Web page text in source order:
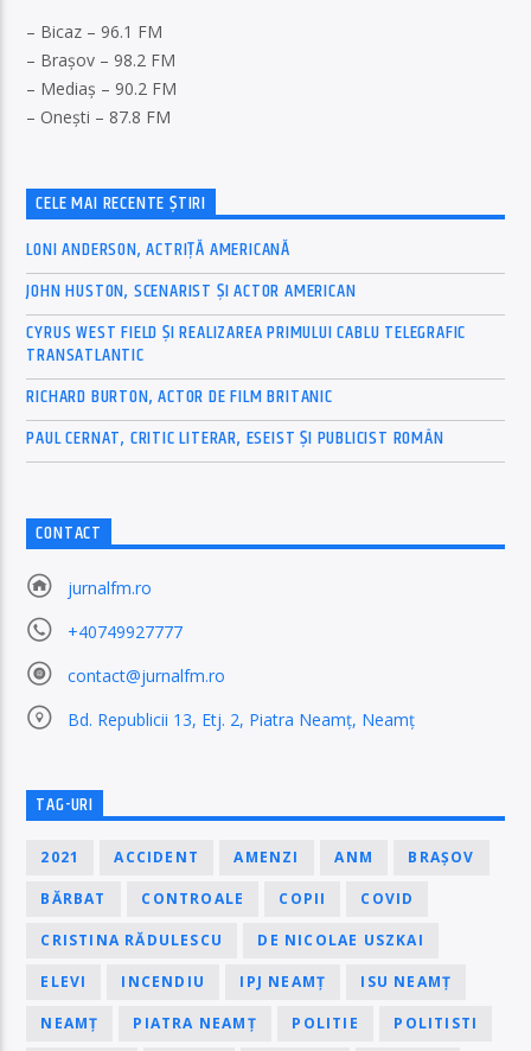
– Bicaz – 96.1 FM
– Brașov – 98.2 FM
– Mediaș – 90.2 FM
– Onești – 87.8 FM
CELE MAI RECENTE ȘTIRI
LONI ANDERSON, ACTRIȚĂ AMERICANĂ
JOHN HUSTON, SCENARIST ȘI ACTOR AMERICAN
CYRUS WEST FIELD ȘI REALIZAREA PRIMULUI CABLU TELEGRAFIC
TRANSATLANTIC
RICHARD BURTON, ACTOR DE FILM BRITANIC
PAUL CERNAT, CRITIC LITERAR, ESEIST ȘI PUBLICIST ROMÂN
CONTACT
jurnalfm.ro
+40749927777
contact@jurnalfm.ro
Bd. Republicii 13, Etj. 2, Piatra Neamț, Neamț
TAG-URI
2021 ACCIDENT AMENZI ANM BRAȘOV
BĂRBAT CONTROALE COPII COVID
CRISTINA RĂDULESCU DE NICOLAE USZKAI
ELEVI INCENDIU IPJ NEAMȚ ISU NEAMȚ
NEAMȚ PIATRA NEAMȚ POLITIE POLITISTI